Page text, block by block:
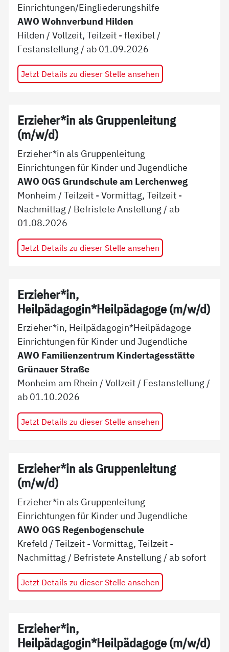
Einrichtungen/Eingliederungshilfe
AWO Wohnverbund Hilden
Hilden /Vollzeit, Teilzeit - flexibel /
Festanstellung / ab 01.09.2026
Jetzt Details zu dieser Stelle ansehen
Erzieher*in als Gruppenleitung
(m/w/d)
Erzieher*in als Gruppenleitung
Einrichtungen für Kinder und Jugendliche
AWO OGS Grundschule am Lerchenweg
Monheim /Teilzeit - Vormittag, Teilzeit -
Nachmittag / Befristete Anstellung / ab
01.08.2026
Jetzt Details zu dieser Stelle ansehen
Erzieher*in,
Heilpädagogin*Heilpädagoge (m/w/d)
Erzieher*in, Heilpädagogin*Heilpädagoge
Einrichtungen für Kinder und Jugendliche
AWO Familienzentrum Kindertagesstätte
Grünauer Straße
Monheim am Rhein /Vollzeit / Festanstellung /
ab 01.10.2026
Jetzt Details zu dieser Stelle ansehen
Erzieher*in als Gruppenleitung
(m/w/d)
Erzieher*in als Gruppenleitung
Einrichtungen für Kinder und Jugendliche
AWO OGS Regenbogenschule
Krefeld /Teilzeit - Vormittag, Teilzeit -
Nachmittag / Befristete Anstellung / absofort
Jetzt Details zu dieser Stelle ansehen
Erzieher*in,
Heilpädagogin*Heilpädagoge (m/w/d)